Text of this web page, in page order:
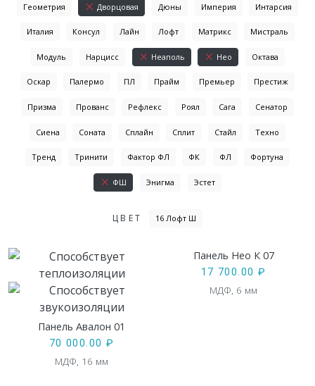
Геометрия Дворцовая Дюны Империя Интарсия
Италия Консул Лайн Лофт Матрикс Мистраль
Модуль Нарцисс Неаполь Нео Октава
Оскар Палермо ПЛ Прайм Премьер Престиж
Призма Прованс Рефлекс Роял Сага Сенатор
Сиена Соната Сплайн Сплит Стайл Техно
Тренд Тринити Фактор ФЛ ФК ФЛ Фортуна
ФШ Энигма Эстет
ЦВЕТ 16 Лофт Ш
Панель Авалон 01
70 000.00 ₽
МДФ, 16 мм
Панель Нео К 07
17 700.00 ₽
МДФ, 6 мм